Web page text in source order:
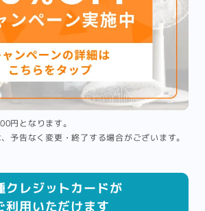
円となります。
予告なく変更・終了する場合がございます。
クレジットカードが
利用いただけます